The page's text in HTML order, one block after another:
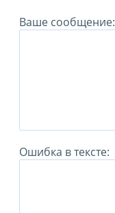
Ваше сообщение:
Ошибка в тексте: